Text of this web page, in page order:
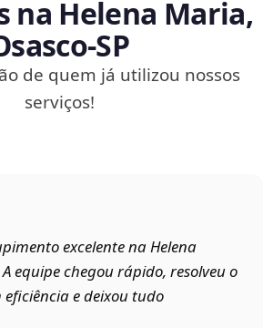
na Helena Maria,
de quem já utilizou nossos
serviços!
excelente na Helena
A equipe chegou rápido, resolveu o
e deixou tudo